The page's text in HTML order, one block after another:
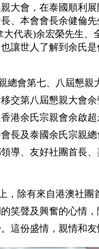
大會， 在泰國順利
、本會會長余健倫
大代表)余宏榮先生、
讓世人了解到余氏
總會第七、八屆懇親
交第八屆懇親大會
港余氏宗親會余啟
長及泰國余氏宗親
導、友好社團首長
，除有來自港澳社團
笑聲及興奮的心情
這份盛情，親情和